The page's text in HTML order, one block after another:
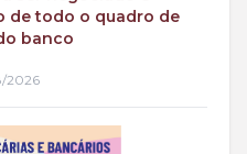
de todo o quadro de
banco
2026